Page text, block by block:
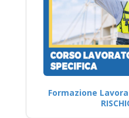
Formazione